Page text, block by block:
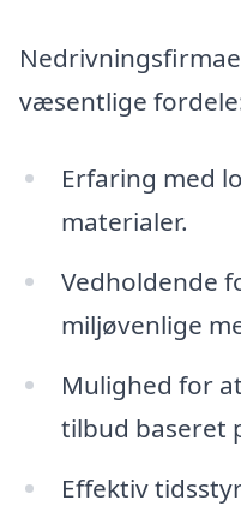
væsentlige
Erfaring med
materialer.
Vedholdende
miljøvenlige
Mulighed for
tilbud baseret
Effektiv